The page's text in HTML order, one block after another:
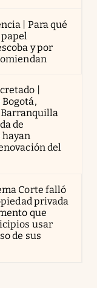
| Para qué
y por
|
de
hayan
del
Corte falló
privada
que
usar
de sus